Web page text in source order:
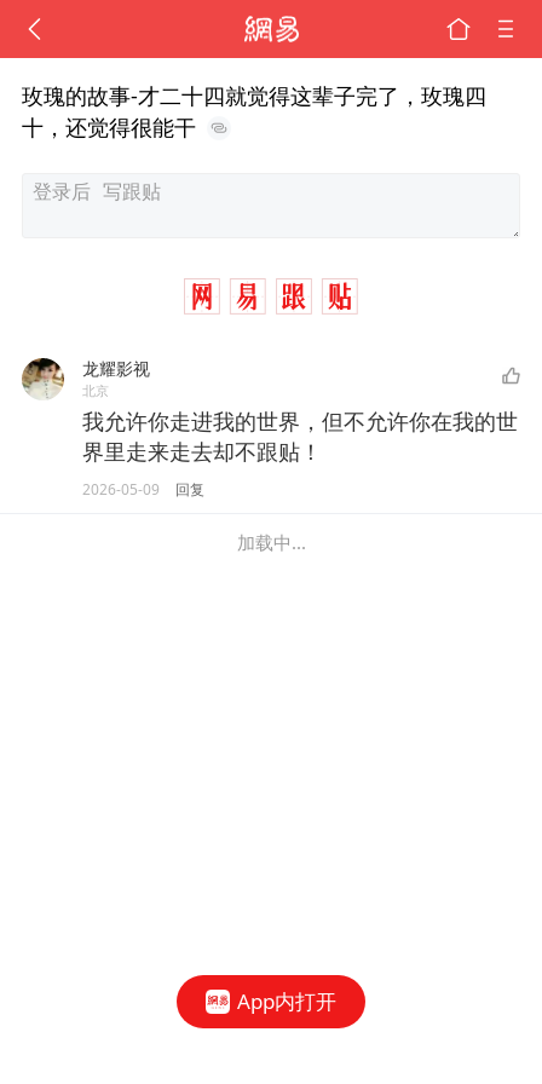
玫瑰的故事-才二十四就觉得这辈子完了，玫瑰四
十，还觉得很能干
龙耀影视
北京
我允许你走进我的世界，但不允许你在我的世
界里走来走去却不跟贴！
2026-05-09 回复
加载中...
App内打开